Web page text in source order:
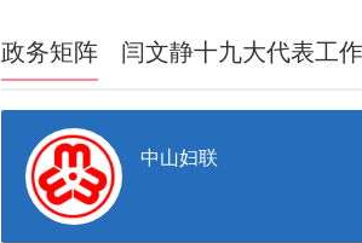
政务矩阵 闫文静十九大代表工
中山妇联